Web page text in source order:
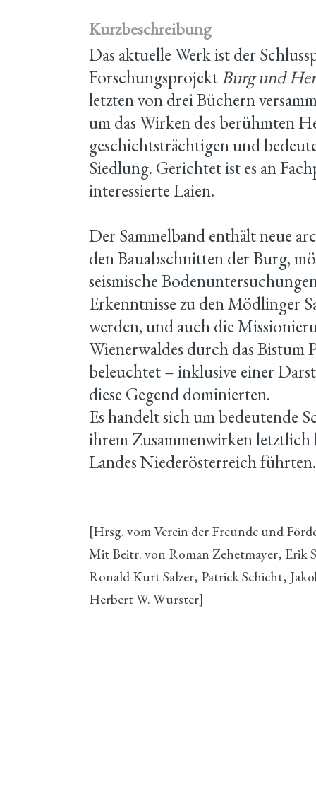
Kurzbeschreibung
Das aktuelle Werk ist der
ForschungsprojektBurg und
letzten von drei Büchern
um das Wirken des berühmten
geschichtsträchtigen und
Siedlung. Gerichtet ist es an
interessierte Laien.
Der Sammelband enthält neue
den Bauabschnitten der Burg,
seismische
Erkenntnisse zu den Mödlinger
werden, und auch die
Wienerwaldes durch das Bistum
beleuchtet – inklusive einer
diese Gegend dominierten.
Es handelt sich um bedeutende
ihrem Zusammenwirken letztlich
Landes Niederösterreich führten.
[Hrsg. vom Verein der Freunde und
Mit Beitr. von Roman Zehetmayer, Erik
Ronald Kurt Salzer, Patrick Schicht,
Herbert W. Wurster]